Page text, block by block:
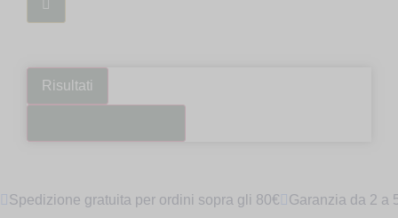
Risultati
Spedizione gratuita per ordini sopra gli 80€ Garanzia da 2 a